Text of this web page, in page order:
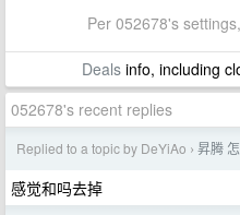
Per 052678's
Dealsinfo, including
052678's recent replies
Replied to a topic by DeYiAo › 昇腾
感觉和吗去掉